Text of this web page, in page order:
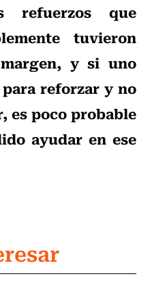
refuerzos que
tuvieron
y si uno
reforzar y no
es poco probable
ayudar en ese